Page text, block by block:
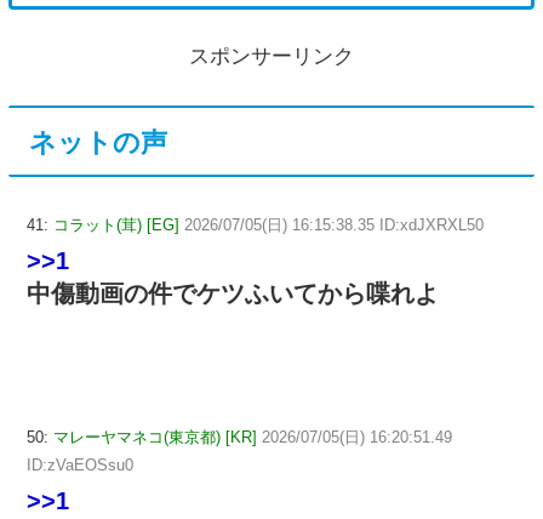
スポンサーリンク
ネットの声
41: コラット(茸) [EG] 2026/07/05(日) 16:15:38.35 ID:xdJXRXL50
>>1
中傷動画の件でケツふいてから喋れよ
50: マレーヤマネコ(東京都) [KR] 2026/07/05(日) 16:20:51.49
ID:zVaEOSsu0
>>1